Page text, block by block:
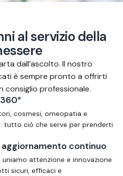
ni alservizio della
essere
dall’ascolto. Il nostro
è sempre pronto a offrirti
professionale.
cosmesi, omeopatia e
tutto ciò che serve per prenderti
aggiornamento continuo
attenzione e innovazione
sicuri, efficaci e